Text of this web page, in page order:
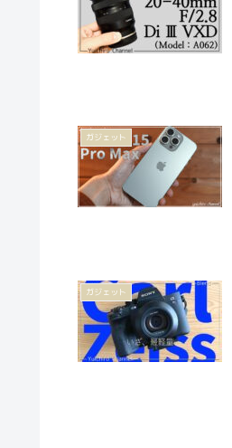
ガジェット
ガジェット